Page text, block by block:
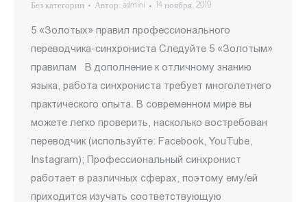
Без категории Автор: admini 14 ноября, 2019
5 «Золотых» правил профессионального
переводчика-синхрониста Следуйте 5 «Золотым»
правилам В дополнение к отличному знанию
языка, работа синхрониста требует многолетнего
практического опыта. В современном мире вы
можете легко проверить, насколько востребован
переводчик (используйте: Facebook, YouTube,
Instagram); Профессиональный синхронист
работает в различных сферах, поэтому ему/ей
приходится изучать соответствующую